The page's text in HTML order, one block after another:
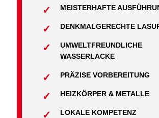
MEISTERHAFTE
DENKMALGERECHTE
UMWELTFREUNDLICHE
WASSERLACKE
PRÄZISE VORBEREITUNG
HEIZKÖRPER & METALLE
LOKALE KOMPETENZ